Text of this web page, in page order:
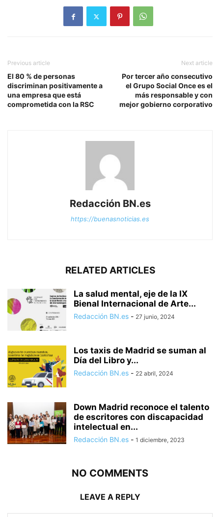
Previous article
El 80 % de personas
discriminan positivamente a
una empresa que está
comprometida con la RSC
Next article
Por tercer año consecutivo
el Grupo Social Once es el
más responsable y con
mejor gobierno corporativo
Redacción BN.es
https://buenasnoticias.es
RELATED ARTICLES
La salud mental, eje de la IX
Bienal Internacional de Arte...
Redacción BN.es - 27 junio, 2024
Los taxis de Madrid se suman al
Día del Libro y...
Redacción BN.es - 22 abril, 2024
Down Madrid reconoce el talento
de escritores con discapacidad
intelectual en...
Redacción BN.es - 1 diciembre, 2023
NO COMMENTS
LEAVE A REPLY